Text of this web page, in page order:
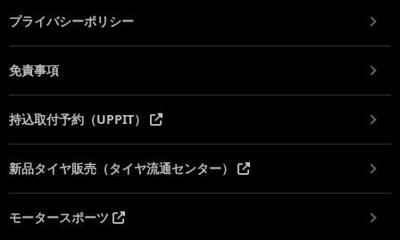
プライバシーポリシー
免責事項
持込取付予約（UPPIT）
新品タイヤ販売（タイヤ流通センター）
モータースポーツ